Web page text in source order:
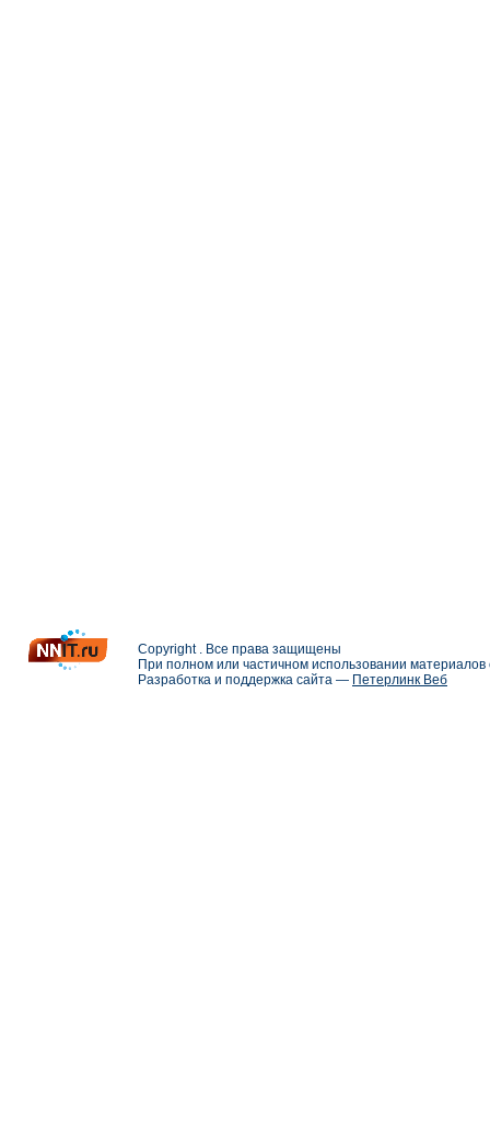
Copyright . Все права защищены
При полном или частичном использовании
Разработка и поддержка сайта — Петерлинк Веб